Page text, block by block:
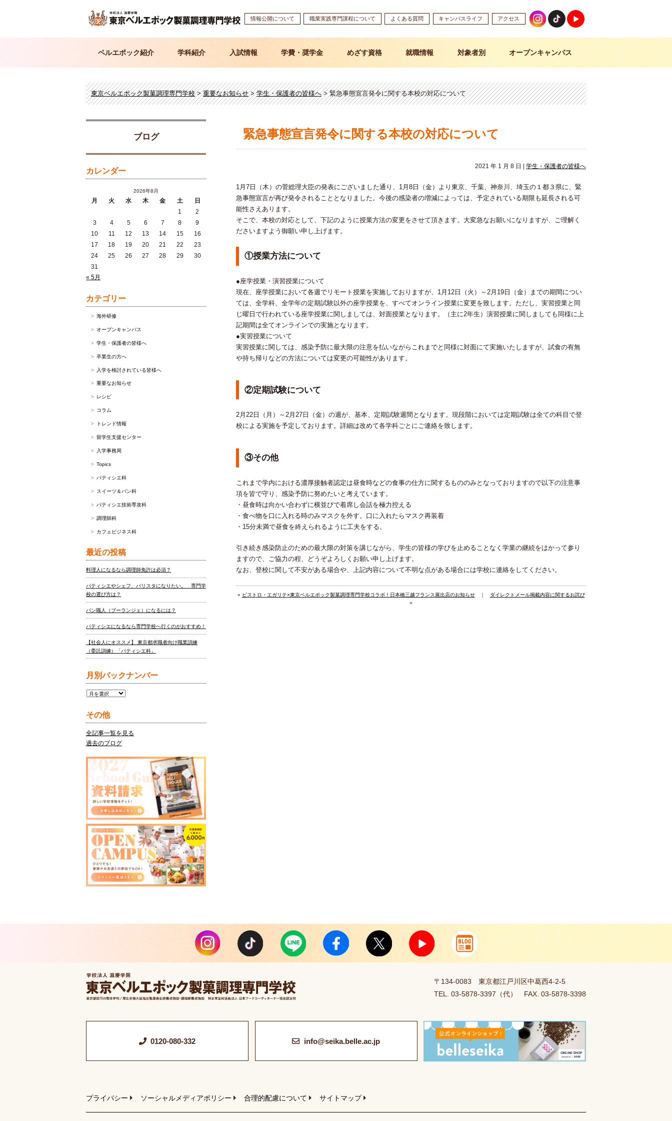
情報公開について 職業実践専門課程について よくある質問 キャンパスライフ アクセス
ベルエポック紹介 学科紹介 入試情報 学費・奨学金 めざす資格 就職情報 対象者別 オープンキャンパス
東京ベルエポック製菓調理専門学校>重要なお知らせ>学生・保護者の皆様へ>緊急事態宣言発令に関する本校の対応について
緊急事態宣言発令に関する本校の対応について
2021 年 1 月 8 日 | 学生・保護者の皆様へ
1月7日（木）の菅総理大臣の発表にございました通り、1月8日（金）より東京、千葉、神奈川、埼玉の１都３県に、緊
急事態宣言が再び発令されることとなりました。今後の感染者の増減によっては、予定されている期限も延長される可
能性さえあります。
そこで、本校の対応として、下記のように授業方法の変更をさせて頂きます。大変急なお願いになりますが、ご理解く
ださいますよう御願い申し上げます。
①授業方法について
●座学授業・演習授業について
現在、座学授業において各週でリモート授業を実施しておりますが、1月12日（火）～2月19日（金）までの期間につい
ては、全学科、全学年の定期試験以外の座学授業を、すべてオンライン授業に変更を致します。ただし、実習授業と同
じ曜日で行われている座学授業に関しましては、対面授業となります。（主に2年生）演習授業に関しましても同様に上
記期間は全てオンラインでの実施となります。
●実習授業について
実習授業に関しては、感染予防に最大限の注意を払いながらこれまでと同様に対面にて実施いたしますが、試食の有無
や持ち帰りなどの方法については変更の可能性があります。
②定期試験について
2月22日（月）～2月27日（金）の週が、基本、定期試験週間となります。現段階においては定期試験は全ての科目で登
校による実施を予定しております。詳細は改めて各学科ごとにご連絡を致します。
③その他
これまで学内における濃厚接触者認定は昼食時などの食事の仕方に関するもののみとなっておりますので以下の注意事
項を皆で守り、感染予防に努めたいと考えています。
・昼食時は向かい合わずに横並びで着席し会話を極力控える
・食べ物を口に入れる時のみマスクを外す。口に入れたらマスク再装着
・15分未満で昼食を終えられるように工夫をする。
引き続き感染防止のための最大限の対策を講じながら、学生の皆様の学びを止めることなく学業の継続をはかって参り
ますので、ご協力の程、どうぞよろしくお願い申し上げます。
なお、登校に関して不安がある場合や、上記内容について不明な点がある場合には学校に連絡をしてください。
« ビストロ・エガリテ×東京ベルエポック製菓調理専門学校コラボ！日本橋三越フランス展出店のお知らせ｜
ダイレクトメール掲載内容に関するお詫び
»
ブログ
カレンダー
2026年8月
月 火 水 木 金 土
日
1
2
3
4 5 6 7 8
9
10
11 12 13 14 15
16
17
18 19 20 21 22
23
24
25 26 27 28 29
30
31
« 5月
カテゴリー
海外研修
オープンキャンパス
学生・保護者の皆様へ
卒業生の方へ
入学を検討されている皆様へ
重要なお知らせ
レシピ
コラム
トレンド情報
留学生支援センター
入学事務局
Topics
パティシエ科
スイーツ＆パン科
パティシエ技術専攻科
調理師科
カフェビジネス科
最近の投稿
料理人になるなら調理師免許は必須？
パティシエやシェフ、バリスタになりたい。 専門学
校の選び方は？
パン職人（ブーランジェ）になるには？
パティシエになるなら専門学校へ行くのがおすすめ！
【社会人にオススメ】 東京都求職者向け職業訓練
（委託訓練）「パティシエ科」
月別バックナンバー
月
バ
ッ
ク
ナ
その他
全記事一覧を見る
過去のブログ
〒134-0083 東京都江戸川区中葛西4-2-5
TEL. 03-5878-3397（代） FAX. 03-5878-3398
0120-080-332 info@seika.belle.ac.jp
プライバシー ソーシャルメディアポリシー 合理的配慮について サイトマップ